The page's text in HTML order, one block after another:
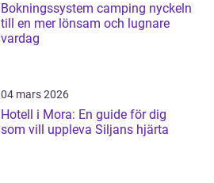
Bokningssystem camping nyckeln
till en mer lönsam och lugnare
vardag
04 mars 2026
Hotell i Mora: En guide för dig
som vill uppleva Siljans hjärta